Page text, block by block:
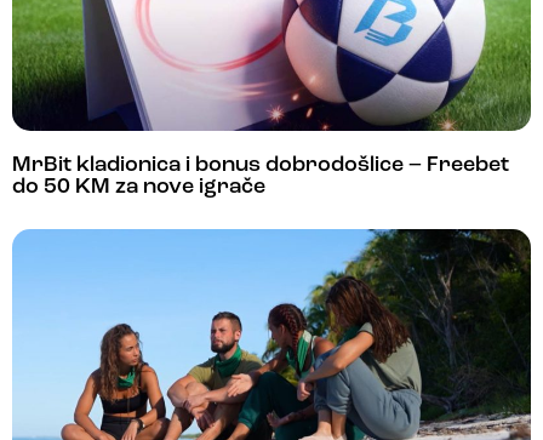
MrBit kladionica i bonus dobrodošlice – Freebet
do 50 KM za nove igrače